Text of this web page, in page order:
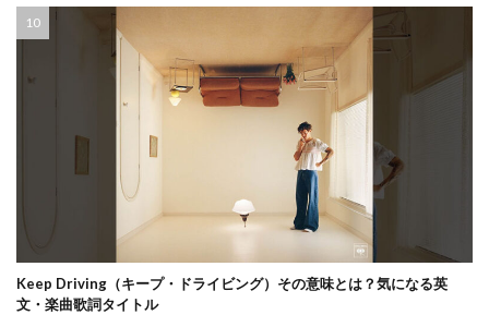
Keep Driving（キープ・ドライビング）その意味とは？気になる英
文・楽曲歌詞タイトル